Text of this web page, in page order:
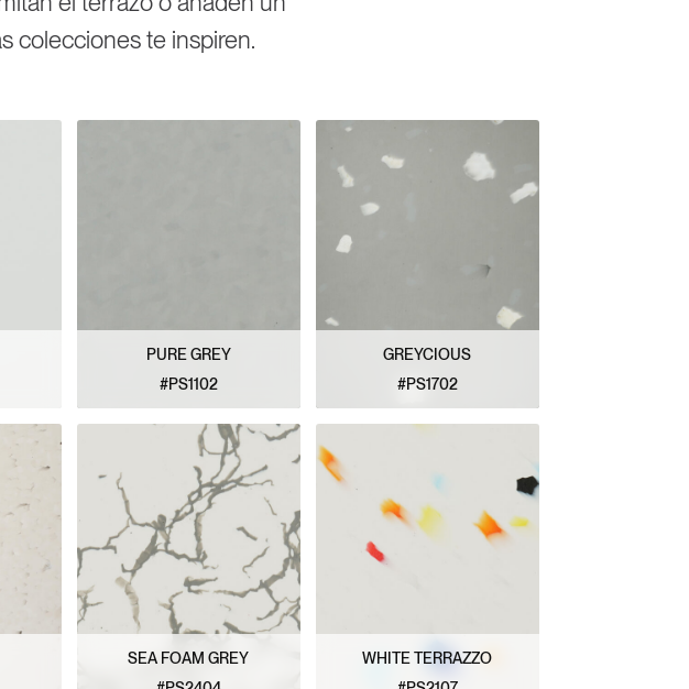
colecciones te inspiren.
PURE GREY
#PS1102
VER PATRÓN
GREYCIOUS
#PS1702
VER PATRÓN
SEA FOAM GREY
WHITE TERRAZZO